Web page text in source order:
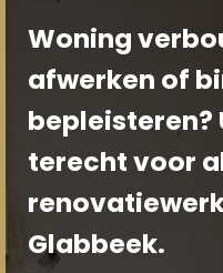
Woning
afwerken of
bepleisteren?
terecht voor
Glabbeek.